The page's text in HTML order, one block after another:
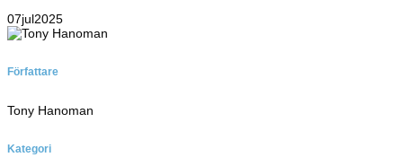
07jul2025
Författare
Tony Hanoman
Kategori